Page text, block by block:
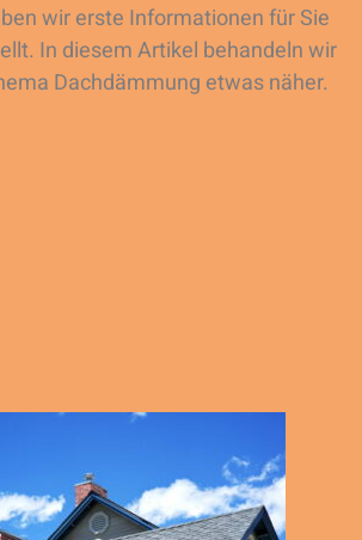
wir erste Informationen für Sie
In diesem Artikel behandeln wir
Dachdämmung etwas näher.